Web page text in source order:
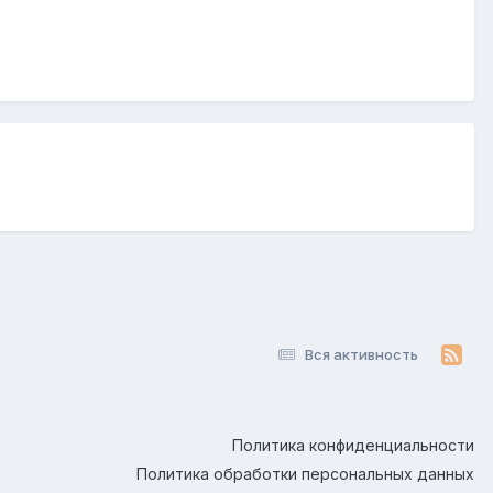
Вся активность
Политика конфиденциальности
Политика обработки персональных данных